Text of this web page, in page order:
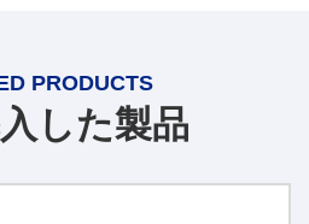
PRODUCTS
した製品